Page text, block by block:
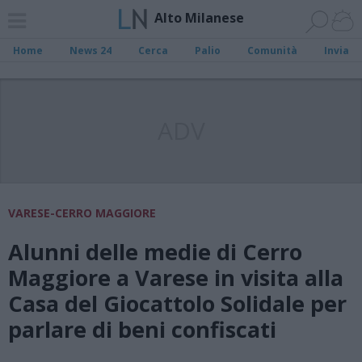
Alto Milanese
Home News 24 Cerca Palio Comunità Invia
VARESE-CERRO MAGGIORE
Alunni delle medie di Cerro
Maggiore a Varese in visita alla
Casa del Giocattolo Solidale per
parlare di beni confiscati